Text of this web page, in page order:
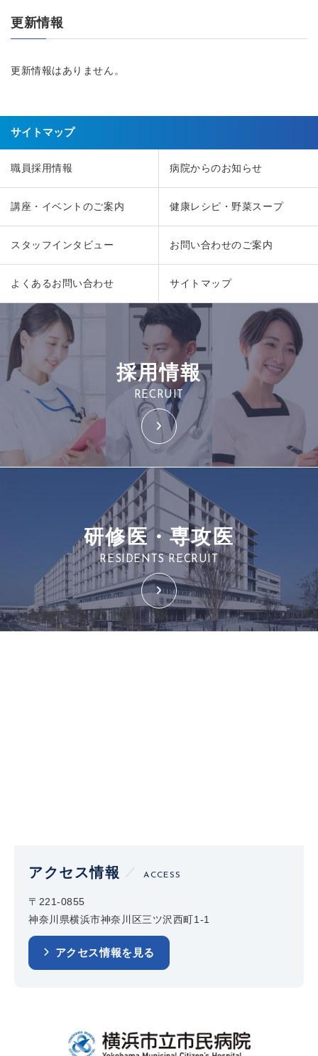
更新情報
更新情報はありません。
サイトマップ
職員採用情報 病院からのお知らせ
講座・イベントのご案内 健康レシピ・野菜スープ
スタッフインタビュー お問い合わせのご案内
よくあるお問い合わせ サイトマップ
採用情報
RECRUIT
研修医・専攻医
RESIDENTS RECRUIT
アクセス情報 ACCESS
〒221-0855
神奈川県横浜市神奈川区三ツ沢西町1-1
アクセス情報を見る